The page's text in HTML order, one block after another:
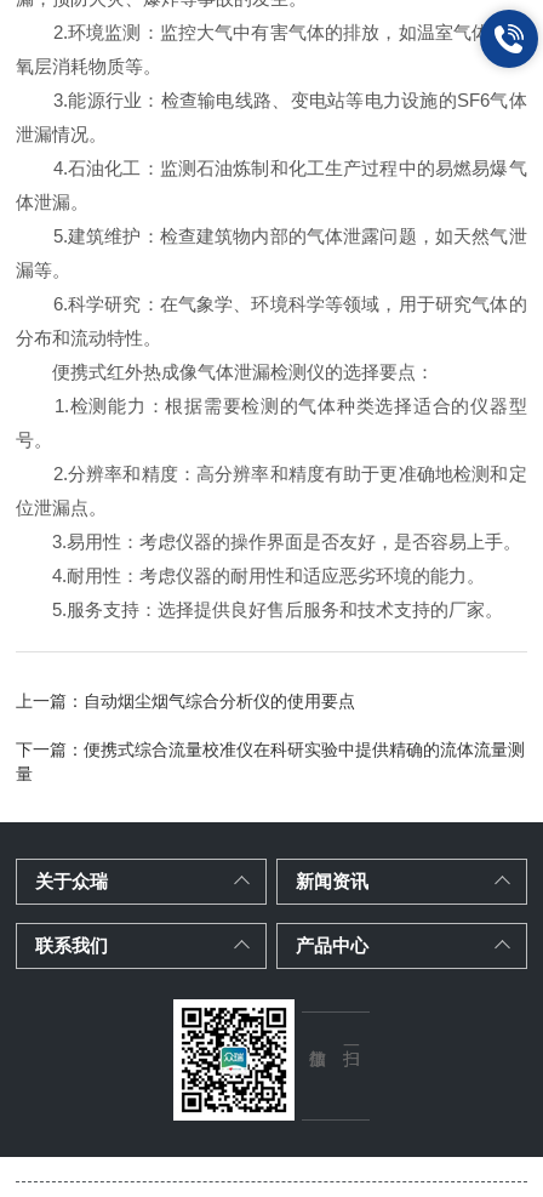
2.环境监测：监控大气中有害气体的排放，如温室气体、臭
氧层消耗物质等。
3.能源行业：检查输电线路、变电站等电力设施的SF6气体
泄漏情况。
4.石油化工：监测石油炼制和化工生产过程中的易燃易爆气
体泄漏。
5.建筑维护：检查建筑物内部的气体泄露问题，如天然气泄
漏等。
6.科学研究：在气象学、环境科学等领域，用于研究气体的
分布和流动特性。
便携式红外热成像气体泄漏检测仪的选择要点：
1.检测能力：根据需要检测的气体种类选择适合的仪器型
号。
2.分辨率和精度：高分辨率和精度有助于更准确地检测和定
位泄漏点。
3.易用性：考虑仪器的操作界面是否友好，是否容易上手。
4.耐用性：考虑仪器的耐用性和适应恶劣环境的能力。
5.服务支持：选择提供良好售后服务和技术支持的厂家。
上一篇： 自动烟尘烟气综合分析仪的使用要点
下一篇：便携式综合流量校准仪在科研实验中提供精确的流体流量测
量
关于众瑞 新闻资讯
联系我们 产品中心